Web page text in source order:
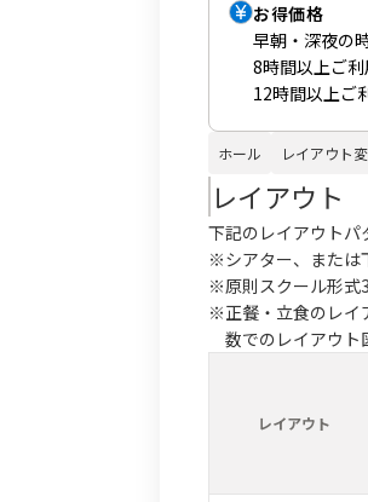
お得価格
早朝・深夜の
8時間以上ご
12時間以上ご
ホール レイアウト
レイアウト
下記のレイアウトパ
※シアター、または
※原則スクール形式
※正餐・立食のレイ
数でのレイアウト
レイアウト